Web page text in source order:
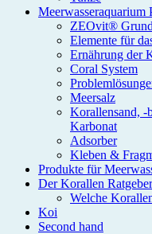
Meerwasseraquarium
ZEOvit®
Elemente für
Ernährung der
Coral System
Meersalz
Korallensand, -
Karbonat
Adsorber
Kleben &
Produkte für
Der Korallen Ratgeber
Welche
Koi
Second hand